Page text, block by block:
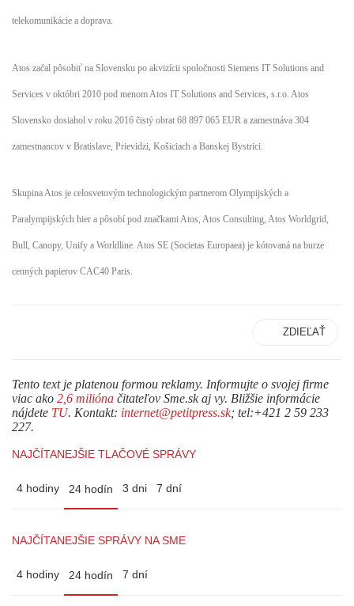
telekomunikácie a doprava.
Atos začal pôsobiť na Slovensku po akvizícii spoločnosti Siemens IT Solutions and
Services v októbri 2010 pod menom Atos IT Solutions and Services, s.r.o. Atos
Slovensko dosiahol v roku 2016 čistý obrat 68 897 065 EUR a zamestnáva 304
zamestnancov v Bratislave, Prievidzi, Košiciach a Banskej Bystrici.
Skupina Atos je celosvetovým technologickým partnerom Olympijských a
Paralympijských hier a pôsobí pod značkami Atos, Atos Consulting, Atos Worldgrid,
Bull, Canopy, Unify a Worldline. Atos SE (Societas Europaea) je kótovaná na burze
cenných papierov CAC40 Paris.
ZDIEĽAŤ
Tento text je platenou formou reklamy. Informujte o svojej firme
viac ako 2,6 milióna čitateľov Sme.sk aj vy. Bližšie informácie
nájdete TU. Kontakt: internet@petitpress.sk; tel:+421 2 59 233
227.
NAJČÍTANEJŠIE TLAČOVÉ SPRÁVY
4 hodiny 24 hodín 3 dni 7 dní
NAJČÍTANEJŠIE SPRÁVY NA SME
4 hodiny 24 hodín 7 dní